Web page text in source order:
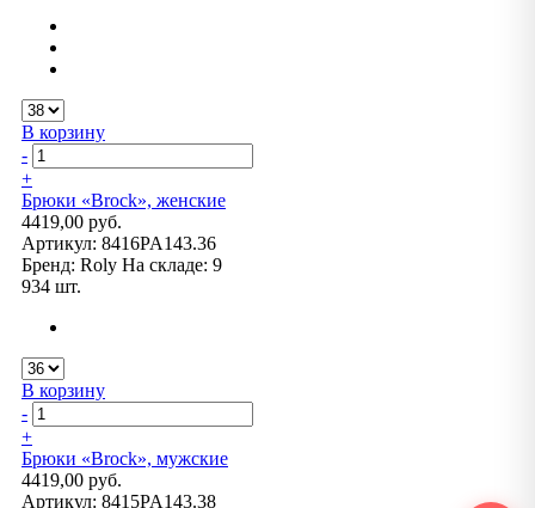
В корзину
-
+
Брюки «Brock», женские
4419,00 руб.
Артикул: 8416PA143.36
Бренд: Roly На складе: 9
934 шт.
В корзину
-
+
Брюки «Brock», мужские
4419,00 руб.
Артикул: 8415PA143.38